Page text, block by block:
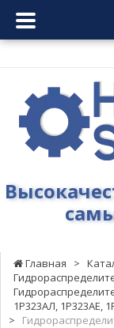
гидравлика
низким
Главная >
1Р323АЛ, 1Р323АЕ,
>